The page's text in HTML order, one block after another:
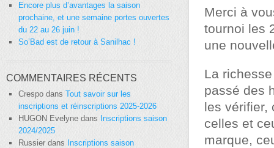
Merci à
tournoi les
une
La
passé des
les vérifier,
celles et
marque,
Encore plus d’avantages la saison
prochaine, et une semaine portes ouvertes
du 22 au 26 juin !
So’Bad est de retour à Sanilhac !
COMMENTAIRES RÉCENTS
Crespo dans Tout savoir sur les
inscriptions et réinscriptions 2025-2026
HUGON Evelyne dans Inscriptions saison
2024/2025
Russierdans Inscriptions saison